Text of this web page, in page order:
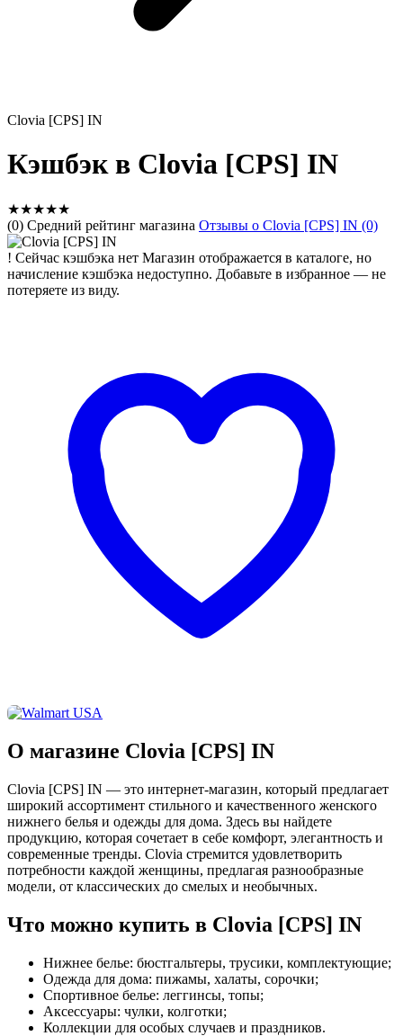
Clovia [CPS] IN
Кэшбэк в Clovia [CPS] IN
★★★★★
(0) Средний рейтинг магазина Отзывы о Clovia [CPS] IN (0)
! Сейчас кэшбэка нет Магазин отображается в каталоге, но
начисление кэшбэка недоступно. Добавьте в избранное — не
потеряете из виду.
О магазине Clovia [CPS] IN
Clovia [CPS] IN — это интернет-магазин, который предлагает
широкий ассортимент стильного и качественного женского
нижнего белья и одежды для дома. Здесь вы найдете
продукцию, которая сочетает в себе комфорт, элегантность и
современные тренды. Clovia стремится удовлетворить
потребности каждой женщины, предлагая разнообразные
модели, от классических до смелых и необычных.
Что можно купить в Clovia [CPS] IN
Нижнее белье: бюстгальтеры, трусики, комплектующие;
Одежда для дома: пижамы, халаты, сорочки;
Спортивное белье: леггинсы, топы;
Аксессуары: чулки, колготки;
Коллекции для особых случаев и праздников.